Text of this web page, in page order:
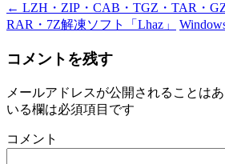
← LZH・ZIP・CAB・TGZ・TAR・
RAR・7Z解凍ソフト「Lhaz」
コメントを残す
メールアドレスが公開されることはあ
いる欄は必須項目です
コメント